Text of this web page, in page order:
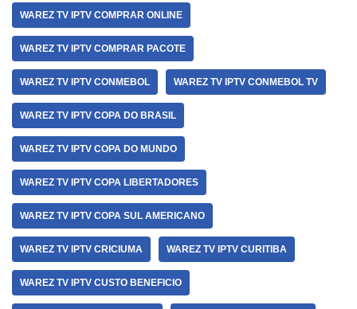
WAREZ TV IPTV COMPRAR ONLINE
WAREZ TV IPTV COMPRAR PACOTE
WAREZ TV IPTV CONMEBOL WAREZ TV IPTV CONMEBOL TV
WAREZ TV IPTV COPA DO BRASIL
WAREZ TV IPTV COPA DO MUNDO
WAREZ TV IPTV COPA LIBERTADORES
WAREZ TV IPTV COPA SUL AMERICANO
WAREZ TV IPTV CRICIUMA WAREZ TV IPTV CURITIBA
WAREZ TV IPTV CUSTO BENEFICIO